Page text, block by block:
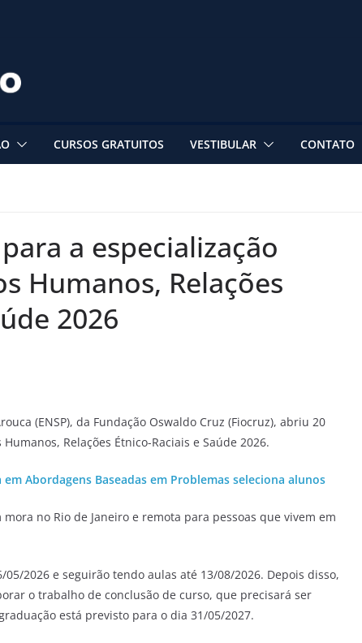
CURSOS GRATUITOS VESTIBULAR CONTATO
a especialização
Humanos, Relações
2026
(ENSP), da Fundação Oswaldo Cruz (Fiocruz), abriu 20
Relações Étnico-Raciais e Saúde 2026.
Abordagens Baseadas em Problemas seleciona alunos
no Rio de Janeiro e remota para pessoas que vivem em
2026 e seguirão tendo aulas até 13/08/2026. Depois disso,
o trabalho de conclusão de curso, que precisará ser
está previsto para o dia 31/05/2027.